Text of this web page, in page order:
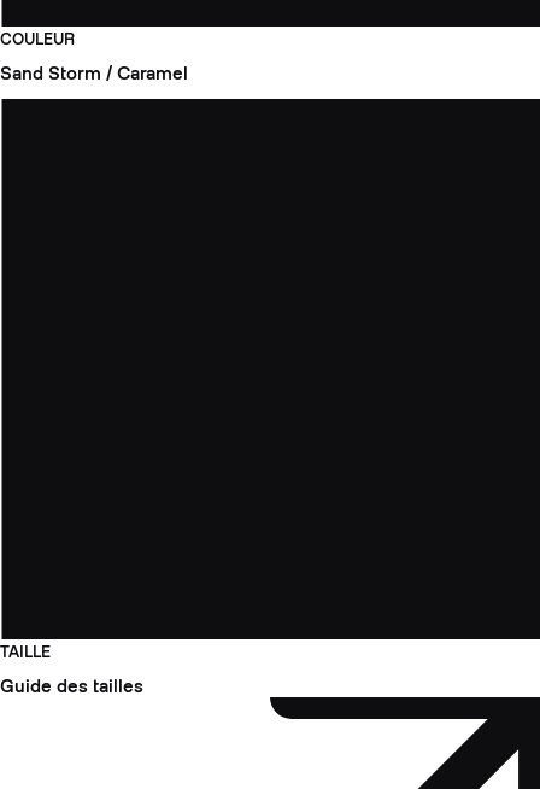
COULEUR
Sand Storm / Caramel
TAILLE
Guide des tailles